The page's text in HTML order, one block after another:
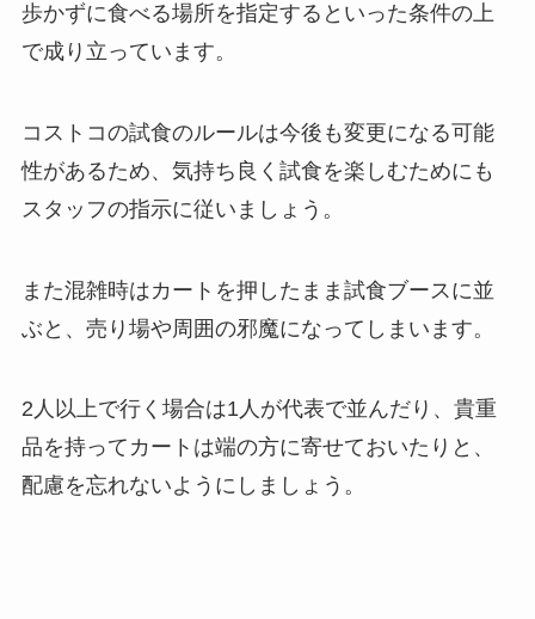
歩かずに食べる場所を指定するといった条件の上
で成り立っています。
コストコの試食のルールは今後も変更になる可能
性があるため、気持ち良く試食を楽しむためにも
スタッフの指示に従いましょう。
また混雑時はカートを押したまま試食ブースに並
ぶと、売り場や周囲の邪魔になってしまいます。
2人以上で行く場合は1人が代表で並んだり、貴重
品を持ってカートは端の方に寄せておいたりと、
配慮を忘れないようにしましょう。